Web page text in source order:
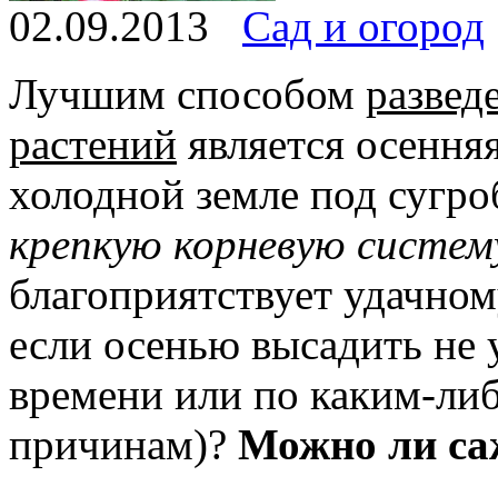
02.09.2013
Сад и огород
Лучшим способом
растений является
холодной земле под
крепкую корневую
благоприятствует
если осенью высадить
времени или по каким-
причинам)? Можно ли